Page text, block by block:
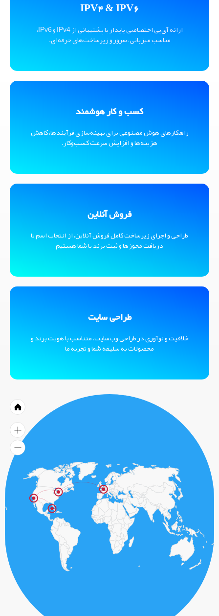
IPV4 & IPV6
ارائه آی‌پی اختصاصی پایدار با پشتیبانی از IPv4 و IPv6،
مناسب میزبانی، سرور و زیرساخت‌های حرفه‌ای.
کسب و کار هوشمند
راهکارهای هوش مصنوعی برای بهینه‌سازی فرآیندها، کاهش
هزینه‌ها و افزایش سرعت کسب‌وکار.
فروش آنلاین
طراحی و اجرای زیرساخت کامل فروش آنلاین، از انتخاب اسم تا
دریافت مجوزها و ثبت برند با شما هستیم
طراحی سایت
خلاقیت و نوآوری در طراحی وب‌سایت، متناسب با هویت برند و
محصولات به سلیقه شما و تجربه ما
نمونه کار ها